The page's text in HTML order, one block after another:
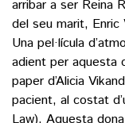
arribar a ser Reina
del seu marit, Enric
Una pel·lícula
adient per aquesta
paper d’Alicia
pacient, al costat